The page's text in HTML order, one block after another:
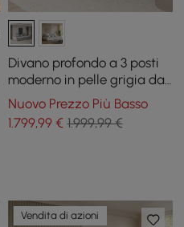
Divano profondo a 3 posti
moderno in pelle grigia da
109,4 pollici con schienale
regolabile Sailboat
Nuovo Prezzo Più Basso
1.799,99€ 1.999,99 €
Vendita di azioni